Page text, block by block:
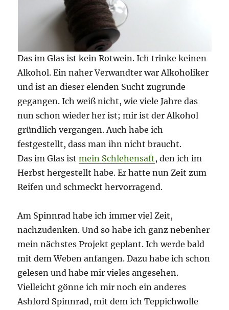
Das im Glas ist kein Rotwein. Ich trinke keinen
Alkohol. Ein naher Verwandter war Alkoholiker
und ist an dieser elenden Sucht zugrunde
gegangen. Ich weiß nicht, wie viele Jahre das
nun schon wieder her ist; mir ist der Alkohol
gründlich vergangen. Auch habe ich
festgestellt, dass man ihn nicht braucht.
Das im Glas istmein Schlehensaft, den ich im
Herbst hergestellt habe. Er hatte nun Zeit zum
Reifen und schmeckt hervorragend.
Am Spinnrad habe ich immer viel Zeit,
nachzudenken. Und so habe ich ganz nebenher
mein nächstes Projekt geplant. Ich werde bald
mit dem Weben anfangen. Dazu habe ich schon
gelesen und habe mir vieles angesehen.
Vielleicht gönne ich mir noch ein anderes
Ashford Spinnrad, mit dem ich Teppichwolle